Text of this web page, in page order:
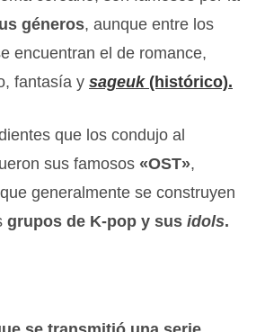
géneros, aunque entre los
encuentran el de romance,
fantasía y sageuk (histórico).
que los condujo al
sus famosos «OST»,
generalmente se construyen
grupos de K-pop y sus idols.